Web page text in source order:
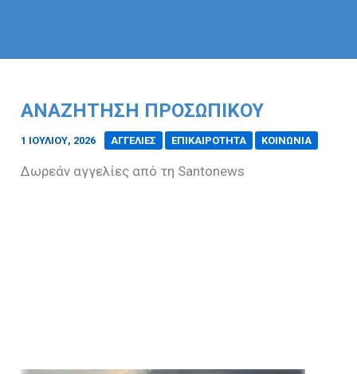
ΑΝΑΖΉΤΗΣΗ ΠΡΟΣΩΠΙΚΟΎ
1 ΙΟΥΛΊΟΥ, 2026 ΑΓΓΕΛΙΕΣ ΕΠΙΚΑΙΡΟΤΗΤΑ ΚΟΙΝΩΝΙΑ
Δωρεάν αγγελίες από τη Santonews